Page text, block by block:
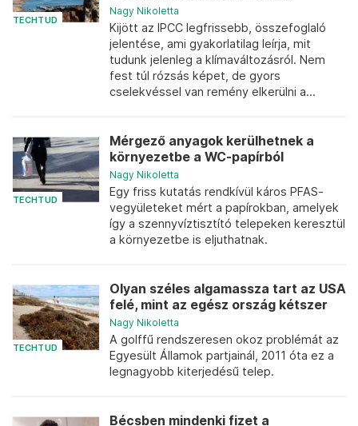
TECHTUD
Nagy Nikoletta
Kijött az IPCC legfrissebb, összefoglaló
jelentése, ami gyakorlatilag leírja, mit
tudunk jelenleg a klímaváltozásról. Nem
fest túl rózsás képet, de gyors
cselekvéssel van remény elkerülni a...
TECHTUD
Mérgező anyagok kerülhetnek a
környezetbe a WC-papírból
Nagy Nikoletta
Egy friss kutatás rendkívül káros PFAS-
vegyületeket mért a papírokban, amelyek
így a szennyvíztisztító telepeken keresztül
a környezetbe is eljuthatnak.
TECHTUD
Olyan széles algamassza tart az USA
felé, mint az egész ország kétszer
Nagy Nikoletta
A golffű rendszeresen okoz problémát az
Egyesült Államok partjainál, 2011 óta ez a
legnagyobb kiterjedésű telep.
Bécsben mindenki fizet a